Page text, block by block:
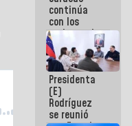
continúa
con los
trabajos de
mantenimiento
e inspección
en la Línea 2
Presidenta
(E)
Rodríguez
se reunió